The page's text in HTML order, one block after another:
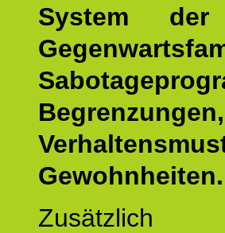
System
Gewohnheiten.